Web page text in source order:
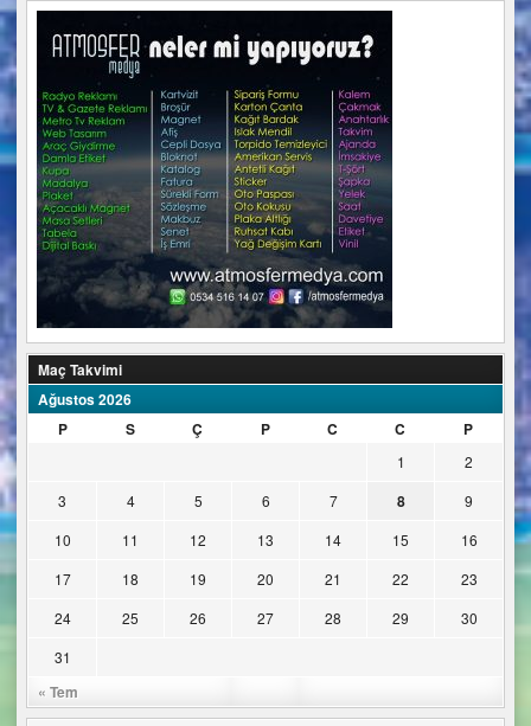
Maç Takvimi
Ağustos 2026
P
S Ç P C C P
« Tem
1
2
3
4 5 6 7 8
9
10
11 12 13 14 15
16
17
18 19 20 21 22
23
24
25 26 27 28 29
30
31